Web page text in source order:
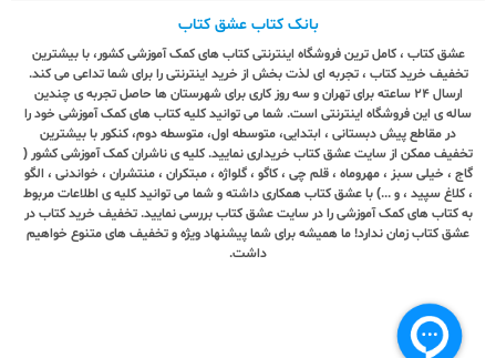
بانک کتاب عشق کتاب
عشق کتاب ، کامل ترین فروشگاه اینترنتی کتاب های کمک آموزشی کشور، با بیشترین
تخفیف خرید کتاب ، تجربه ای لذت بخش از خرید اینترنتی را برای شما تداعی می کند.
ارسال ٢٤ ساعته برای تهران و سه روز کاری برای شهرستان ها حاصل تجربه ی چندین
ساله ی این فروشگاه اینترنتی است. شما می توانید کلیه کتاب های کمک آموزشی خود را
در مقاطع پیش دبستانی ، ابتدایی، متوسطه اول، متوسطه دوم، کنکور با بیشترین
تخفیف ممکن از سایت عشق کتاب خریداری نمایید. کلیه ی ناشران کمک آموزشی کشور (
گاج ، خیلی سبز ، مهروماه ، قلم چی ، کاگو ، گلواژه ، مبتکران ، منتشران ، خواندنی ، الگو
، کلاغ سپید ، و ...) با عشق کتاب همکاری داشته و شما می توانید کلیه ی اطلاعات مربوط
به کتاب های کمک آموزشی را در سایت عشق کتاب بررسی نمایید. تخفیف خرید کتاب در
عشق کتاب زمان ندارد! ما همیشه برای شما پیشنهاد ویژه و تخفیف های متنوع خواهیم
داشت.